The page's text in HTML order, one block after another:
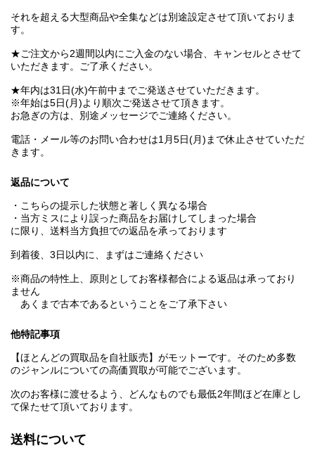
それを超える大型商品や全集などは別途設定させて頂いておりま
す。
★ご注文から2週間以内にご入金のない場合、キャンセルとさせて
いただきます。ご了承ください。
★年内は31日(水)午前中までご発送させていただきます。
※年始は5日(月)より順次ご発送させて頂きます。
お急ぎの方は、別途メッセージでご連絡ください。
電話・メール等のお問い合わせは1月5日(月)まで休止させていただ
きます。
返品について
・こちらの提示した状態と著しく異なる場合
・当方ミスにより誤った商品をお届けしてしまった場合
に限り、送料当方負担での返品を承っております
到着後、3日以内に、まずはご連絡ください
※商品の特性上、原則としてお客様都合による返品は承っており
ません
あくまで古本であるということをご了承下さい
他特記事項
【ほとんどの買取品を自社販売】がモットーです。そのため多数
のジャンルについての高価買取が可能でございます。
次のお客様に渡せるよう、どんなものでも最低2年間ほど在庫とし
て保たせて頂いております。
送料について